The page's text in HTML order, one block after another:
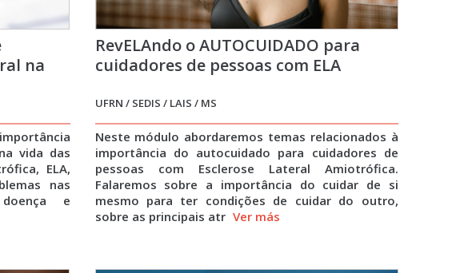
na
vida das
ELA,
nas
e
RevELAndo o AUTOCUIDADO para
cuidadores de pessoas com ELA
UFRN / SEDIS / LAIS / MS
Neste módulo abordaremos temas relacionados à
importância do autocuidado para cuidadores de
pessoas com Esclerose Lateral Amiotrófica.
Falaremos sobre a importância do cuidar de si
mesmo para ter condições de cuidar do outro,
sobre as principais atr Ver más